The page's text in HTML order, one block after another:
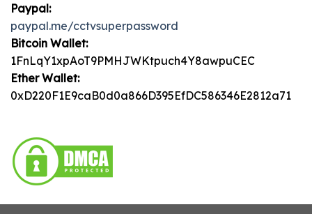
Paypal:
paypal.me/cctvsuperpassword
Bitcoin Wallet:
1FnLqY1xpAoT9PMHJWKtpuch4Y8awpuCEC
Ether Wallet:
0xD220F1E9caB0d0a866D395EfDC586346E2812a71